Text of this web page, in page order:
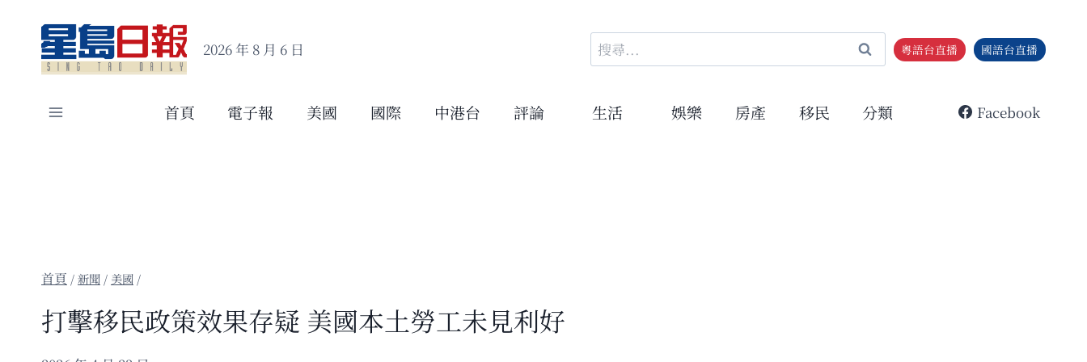
content
2026 年 8 月 6 日
搜
尋
鍵
粵語台直播 國語台直播
首頁 電子報 美國 國際 中港台 評論 生活 娛樂 房產 移民 分類 Facebook
/新聞 / 美國 /
打擊移民政策效果存疑 美國本土勞工未見利好